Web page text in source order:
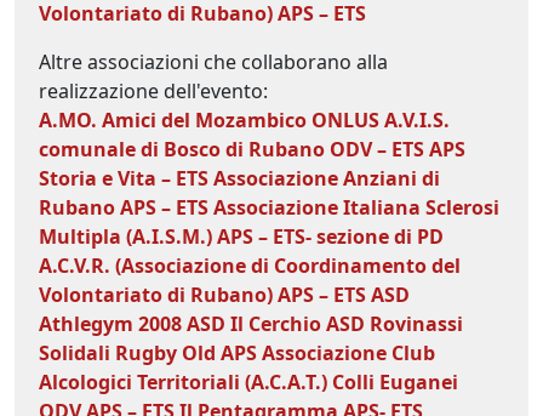
Volontariato di Rubano) APS – ETS
Altre associazioni che collaborano alla
realizzazione dell'evento:
A.MO. Amici del Mozambico ONLUSA.V.I.S.
comunale di Bosco di Rubano ODV – ETSAPS
Storia e Vita – ETSAssociazione Anziani di
Rubano APS – ETSAssociazione Italiana Sclerosi
Multipla (A.I.S.M.) APS – ETS- sezione di PD
A.C.V.R. (Associazione di Coordinamento del
Volontariato di Rubano) APS – ETSASD
Athlegym 2008ASD Il CerchioASD Rovinassi
Solidali Rugby Old APSAssociazione Club
Alcologici Territoriali (A.C.A.T.) Colli Euganei